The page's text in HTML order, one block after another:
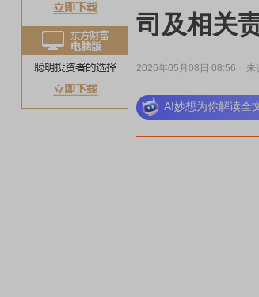
司及相关
2026年05月08日 08:56 来
AI妙想为你解读全